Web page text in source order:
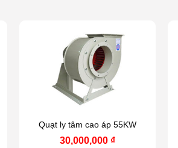
Quạt ly tâm cao áp 55KW
30,000,000 ₫